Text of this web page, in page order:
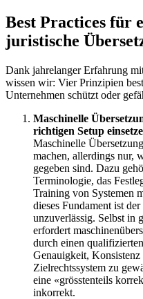
Best Practices für
juristische
Dank jahrelanger Erfahrung
wissen wir: Vier Prinzipien
Unternehmen schützt oder
Maschinelle
richtigen Setup
Maschinelle
machen, allerdings nur,
gegeben sind. Dazu
Terminologie, das
Training von Systemen
dieses Fundament ist
unzuverlässig. Selbst in
erfordert
durch einen
Genauigkeit,
Zielrechtssystem zu
eine «grösstenteils
inkorrekt.